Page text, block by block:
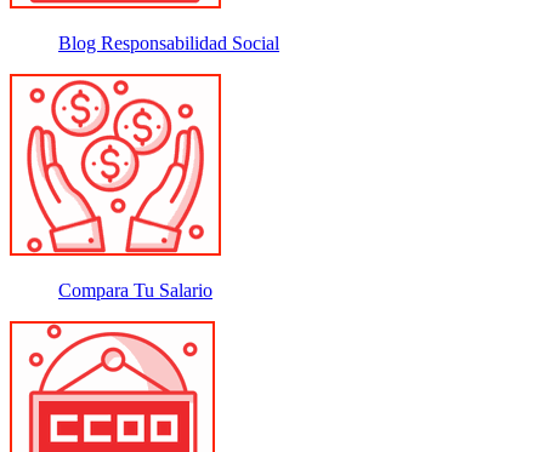
Blog Responsabilidad Social
Compara Tu Salario